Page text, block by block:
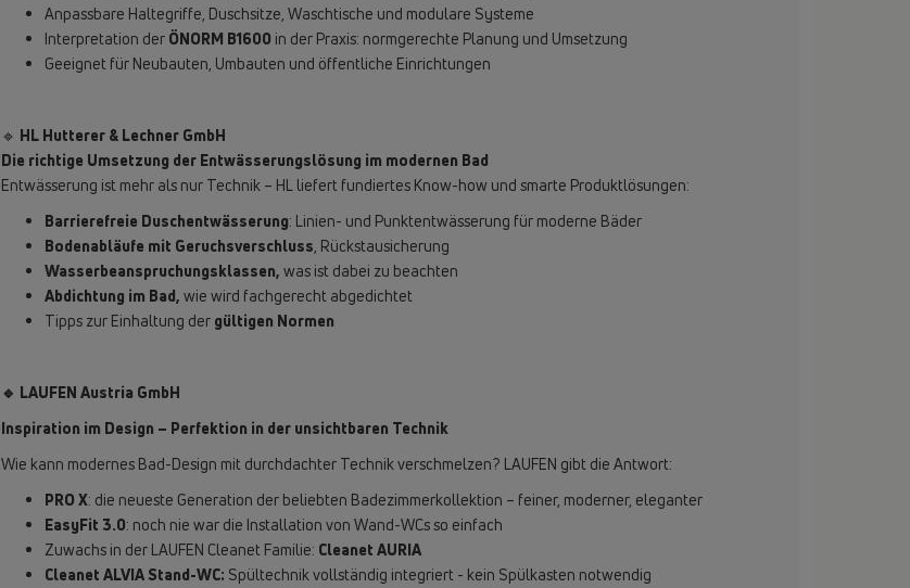
Anpassbare Haltegriffe, Duschsitze, Waschtische und modulare Systeme
Interpretation der ÖNORM B1600 in der Praxis: normgerechte Planung und Umsetzung
Geeignet für Neubauten, Umbauten und öffentliche Einrichtungen
🔹 HL Hutterer & Lechner GmbH
Die richtige Umsetzung der Entwässerungslösung im modernen Bad
Entwässerung ist mehr als nur Technik – HL liefert fundiertes Know-how und smarte Produktlösungen:
Barrierefreie Duschentwässerung: Linien- und Punktentwässerung für moderne Bäder
Bodenabläufe mit Geruchsverschluss, Rückstausicherung
Wasserbeanspruchungsklassen, was ist dabei zu beachten
Abdichtung im Bad, wie wird fachgerecht abgedichtet
Tipps zur Einhaltung der gültigen Normen
🔹 LAUFEN Austria GmbH
Inspiration im Design – Perfektion in der unsichtbaren Technik
Wie kann modernes Bad-Design mit durchdachter Technik verschmelzen? LAUFEN gibt die Antwort:
PRO X: die neueste Generation der beliebten Badezimmerkollektion – feiner, moderner, eleganter
EasyFit 3.0: noch nie war die Installation von Wand-WCs so einfach
Zuwachs in der LAUFEN Cleanet Familie: Cleanet AURIA
Cleanet ALVIA Stand-WC: Spültechnik vollständig integriert - kein Spülkasten notwendig